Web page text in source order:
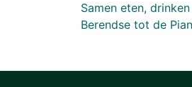
Samen eten,
Berendse tot de